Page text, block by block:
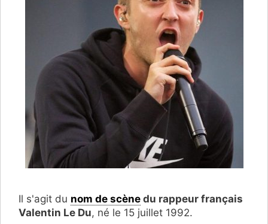
Il s'agit du nom de scène du rappeur français
Valentin Le Du, né le 15 juillet 1992.